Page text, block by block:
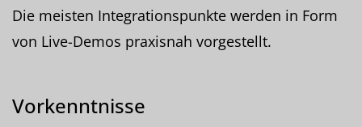
Die meisten Integrationspunkte werden in Form
von Live-Demos praxisnah vorgestellt.
Vorkenntnisse